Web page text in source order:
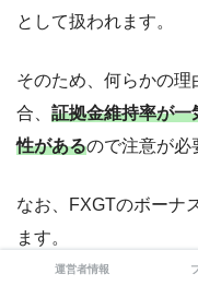
として扱われます。
そのため、何らかの
合、 証拠金維持率が一
性があるので注意が必
なお、FXGTのボーナ
ます。
運営者情報